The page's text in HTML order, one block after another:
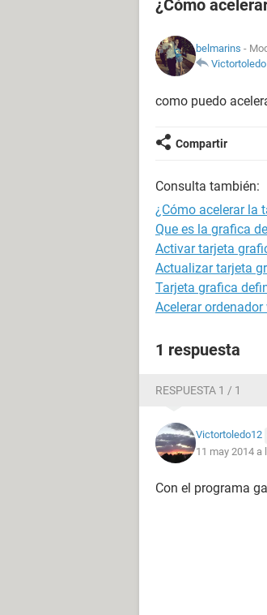
¿Cómo
belmarins -
como puedo
Compartir
Consulta también:
¿Cómo acelerar la
Que es la grafica
Activar tarjeta
Actualizar tarjeta
Tarjeta grafica
Acelerar
1 respuesta
RESPUESTA 1 / 1
Victortoledo12
11 may 2014 a
Con el programa